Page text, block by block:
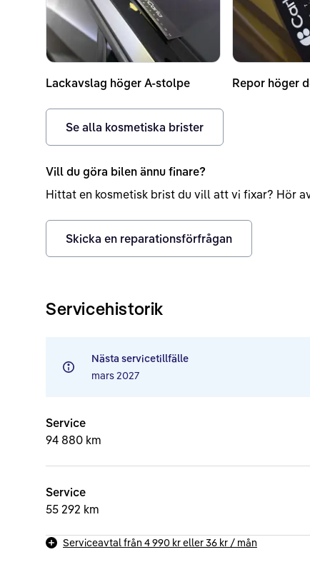
Lackavslag höger A-stolpe Repor höger
Se alla kosmetiska brister
Vill du göra bilen ännu finare?
Hittat en kosmetisk brist du vill att vi fixar? Hör
Skicka en reparationsförfrågan
Servicehistorik
Nästa servicetillfälle
mars 2027
Service
94 880 km
Service
55 292 km
Serviceavtal från 4 990 kreller36 kr / mån